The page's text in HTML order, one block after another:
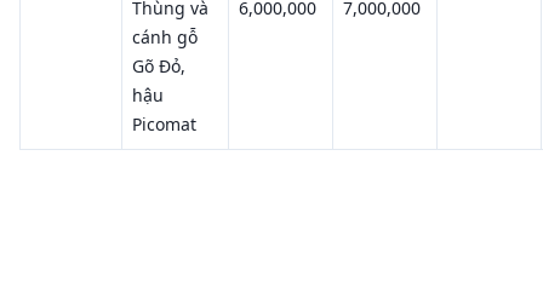
Thùng và
cánh gỗ
Gõ Đỏ,
hậu
Picomat
6,000,000 7,000,000